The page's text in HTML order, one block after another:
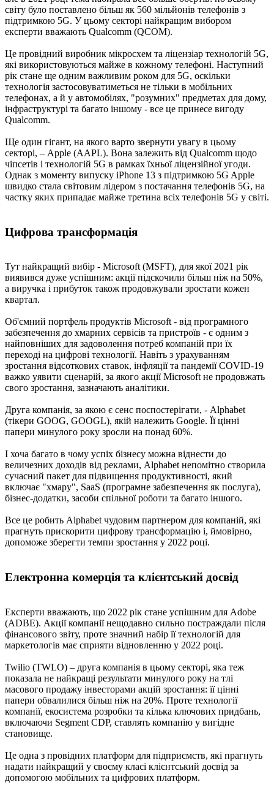
світу було поставлено більш як 560 мільйонів телефонів з
підтримкою 5G. У цьому секторі найкращим вибором
експерти вважають Qualcomm (QCOM).
Це провідний виробник мікросхем та ліцензіар технологій 5G,
які використовуються майже в кожному телефоні. Наступний
рік стане ще одним важливим роком для 5G, оскільки
технологія застосовуватиметься не тільки в мобільних
телефонах, а й у автомобілях, "розумних" предметах для дому,
інфраструктурі та багато іншому - все це принесе вигоду
Qualcomm.
Ще один гігант, на якого варто звернути увагу в цьому
секторі, – Apple (AAPL). Вона залежить від Qualcomm щодо
чіпсетів і технологій 5G в рамках їхньої ліцензійної угоди.
Однак з моменту випуску iPhone 13 з підтримкою 5G Apple
швидко стала світовим лідером з постачання телефонів 5G, на
частку яких припадає майже третина всіх телефонів 5G у світі.
Цифрова трансформація
Тут найкращий вибір - Microsoft (MSFT), для якої 2021 рік
виявився дуже успішним: акції підскочили більш ніж на 50%,
а виручка і прибуток також продовжували зростати кожен
квартал.
Об'ємний портфель продуктів Microsoft - від програмного
забезпечення до хмарних сервісів та пристроїв - є одним з
найповніших для задоволення потреб компаній при їх
переході на цифрові технології. Навіть з урахуванням
зростання відсоткових ставок, інфляції та пандемії COVID-19
важко уявити сценарій, за якого акції Microsoft не продовжать
свого зростання, зазначають аналітики.
Друга компанія, за якою є сенс поспостерігати, - Alphabet
(тікери GOOG, GOOGL), якій належить Google. Її цінні
папери минулого року зросли на понад 60%.
І хоча багато в чому успіх бізнесу можна віднести до
величезних доходів від реклами, Alphabet непомітно створила
сучасний пакет для підвищення продуктивності, який
включає "хмару", SaaS (програмне забезпечення як послуга),
бізнес-додатки, засоби спільної роботи та багато іншого.
Все це робить Alphabet чудовим партнером для компаній, які
прагнуть прискорити цифрову трансформацію і, ймовірно,
допоможе зберегти темпи зростання у 2022 році.
Електронна комерція та клієнтський досвід
Експерти вважають, що 2022 рік стане успішним для Adobe
(ADBE). Акції компанії нещодавно сильно постраждали після
фінансового звіту, проте значний набір її технологій для
маркетологів має сприяти відновленню у 2022 році.
Twilio (TWLO) – друга компанія в цьому секторі, яка теж
показала не найкращі результати минулого року на тлі
масового продажу інвесторами акцій зростання: її цінні
папери обвалилися більш ніж на 20%. Проте технології
компанії, екосистема розробки та кілька ключових придбань,
включаючи Segment CDP, ставлять компанію у вигідне
становище.
Це одна з провідних платформ для підприємств, які прагнуть
надати найкращий у своєму класі клієнтський досвід за
допомогою мобільних та цифрових платформ.